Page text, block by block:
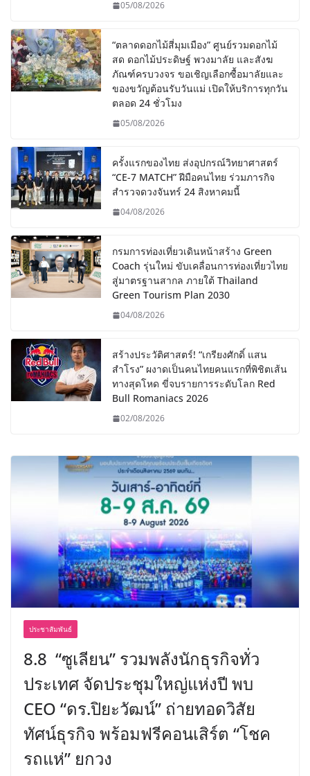
05/08/2026
“ตลาดดอกไม้สี่มุมเมือง” ศูนย์รวมดอกไม้
สด ดอกไม้ประดิษฐ์ พวงมาลัย และสังฆ
ภัณฑ์ครบวงจร ขอเชิญเลือกซื้อมาลัยและ
ของขวัญต้อนรับวันแม่ เปิดให้บริการทุกวัน
ตลอด 24 ชั่วโมง
05/08/2026
ครั้งแรกของไทย ส่งอุปกรณ์วิทยาศาสตร์
“CE-7 MATCH” ฝีมือคนไทย ร่วมภารกิจ
สำรวจดวงจันทร์ 24 สิงหาคมนี้
04/08/2026
กรมการท่องเที่ยวเดินหน้าสร้าง Green
Coach รุ่นใหม่ ขับเคลื่อนการท่องเที่ยวไทย
สู่มาตรฐานสากล ภายใต้ Thailand
Green Tourism Plan 2030
04/08/2026
สร้างประวัติศาสตร์! “เกรียงศักดิ์ แสน
สำโรง” ผงาดเป็นคนไทยคนแรกที่พิชิตเส้น
ทางสุดโหด ขี่จบรายการระดับโลก Red
Bull Romaniacs 2026
02/08/2026
ประชาสัมพันธ์
8.8 “ซูเลียน” รวมพลังนักธุรกิจทั่ว
ประเทศ จัดประชุมใหญ่แห่งปี พบ
CEO “ดร.ปิยะวัฒน์” ถ่ายทอดวิสัย
ทัศน์ธุรกิจ พร้อมฟรีคอนเสิร์ต “โชค
รถแห่” ยกวง